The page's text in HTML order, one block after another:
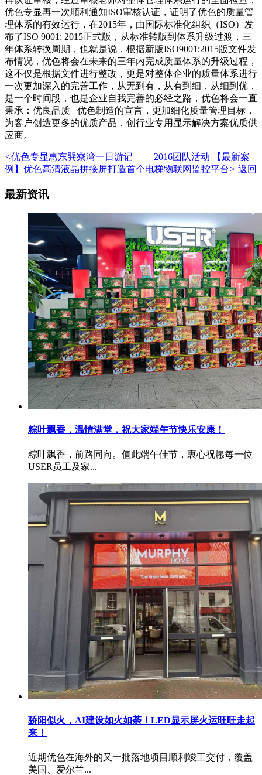
优色专显再一次顺利通知ISO审核认证，证明了优色的质量管
理体系的有效运行，在2015年，由国际标准化组织（ISO）发
布了ISO 9001: 2015正式版，从标准转版到体系升级过渡，三
年体系转换周期，也就是说，根据新版ISO9001:2015版文件发
布情况，优色将会在未来的三年内完成质量体系的升级过程，
这不仅是根据文件进行整改，更是对整体企业的质量体系进行
一次更加深入的完善工作，从无到有，从有到细，从细到优，
是一个时间段，也是企业自我完善的必经之路，优色将会一直
秉承：优良品质 优色制造的宣言，更加细化质量管理目标，
为客户创造更多的优质产品，创行业专用显示解决方案优质供
应商。
<优色专显惠东巽寮湾一日游记 ——2016团队活动
【最新案
例】优色高清液晶拼接屏打造首个电梯物联网监控平台> 返回
最新资讯
粽叶飘香，温情满堂，祝大家端午节快乐安康！
粽叶飘香，前路同向。值此端午佳节，衷心祝愿每一位
USER员工及家...
骄阳似火，AI建设如火如荼！LED显示屏火运旺旺走起
来！
近期优色在海外的又一批落地项目顺利竣工交付，覆盖
美国、爱尔兰...